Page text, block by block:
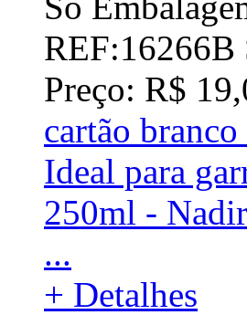
REF:16266B
Preço: R$
cartão
Ideal para
250ml -
...
+ Detalhes